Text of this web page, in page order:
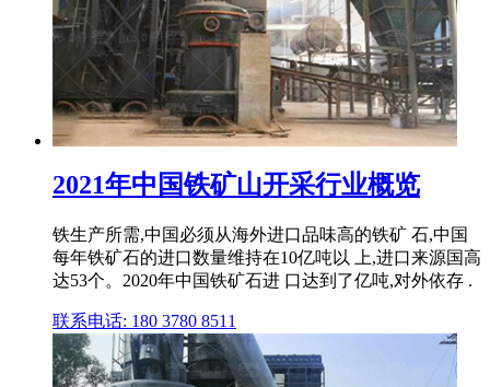
2021年中国铁矿山开采行业概览
铁生产所需,中国必须从海外进口品味高的铁矿 石,中国
每年铁矿石的进口数量维持在10亿吨以 上,进口来源国高
达53个。2020年中国铁矿石进 口达到了亿吨,对外依存 .
联系电话: 180 3780 8511